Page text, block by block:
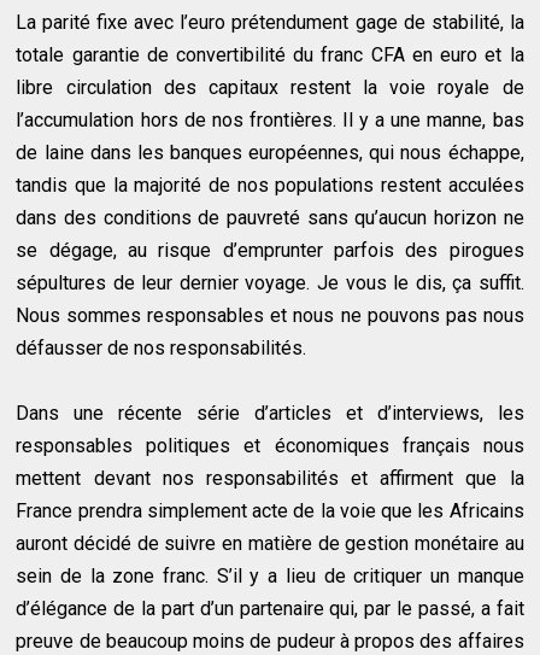
La parité fixe avec l’euro prétendument gage de stabilité, la
totale garantie de convertibilité du franc CFA en euro et la
libre circulation des capitaux restent la voie royale de
l’accumulation hors de nos frontières. Il y a une manne, bas
de laine dans les banques européennes, qui nous échappe,
tandis que la majorité de nos populations restent acculées
dans des conditions de pauvreté sans qu’aucun horizon ne
se dégage, au risque d’emprunter parfois des pirogues
sépultures de leur dernier voyage. Je vous le dis, ça suffit.
Nous sommes responsables et nous ne pouvons pas nous
défausser de nos responsabilités.
Dans une récente série d’articles et d’interviews, les
responsables politiques et économiques français nous
mettent devant nos responsabilités et affirment que la
France prendra simplement acte de la voie que les Africains
auront décidé de suivre en matière de gestion monétaire au
sein de la zone franc. S’il y a lieu de critiquer un manque
d’élégance de la part d’un partenaire qui, par le passé, a fait
preuve de beaucoup moins de pudeur à propos des affaires